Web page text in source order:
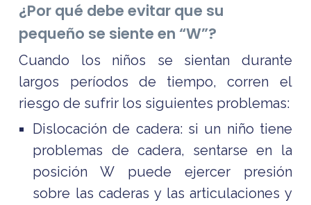
¿Por qué debe evitar que su
pequeño se siente en “W”?
Cuando los niños se sientan durante
largos períodos de tiempo, corren el
riesgo de sufrir los siguientes problemas:
Dislocación de cadera: si un niño tiene
problemas de cadera, sentarse en la
posición W puede ejercer presión
sobre las caderas y las articulaciones y